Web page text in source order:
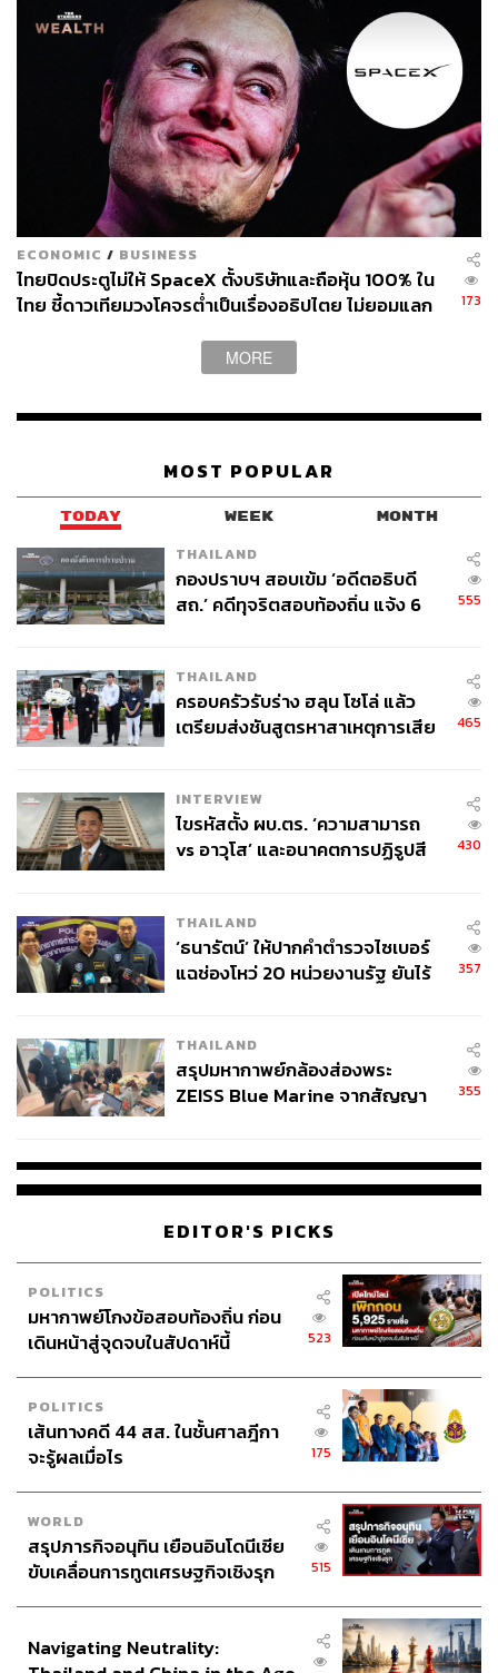
ects-trumps-global-tariffs-aae2dc99
https://www.ft.com/content/f3c7deb6-928c-426c-8dbc
-574b21b02063
สามารถติดตาม THE STANDARD WEALTH
ผ่านแอปพลิเคชันต่างๆ ที่คุณสะดวกหรือใช้งานอยู่แล้วได้เลย
Donald Trump
478
Content Creator ประจำกองบรรณาธิการ
THE STANDARD WEALTH ผู้เสพติดโลก
ธุรกิจ การตลาด เทคโนโลยี และชอบสำรวจ
โลกออฟไลน์และออนไลน์มาถอดรหัสความ
ECONOMIC / BUSINESS
ไทยปิดประตูไม่ให้ SpaceX ตั้งบริษัทและถือหุ้น 100% ใน
ไทย ชี้ดาวเทียมวงโคจรต่ำเป็นเรื่องอธิปไตย ไม่ยอมแลก
173
MORE
MOST POPULAR
TODAY WEEK MONTH
THAILAND
กองปราบฯ สอบเข้ม ‘อดีตอธิบดี
สถ.’ คดีทุจริตสอบท้องถิ่น แจ้ง 6
555
THAILAND
ครอบครัวรับร่าง ฮลุน โซโล่ แล้ว
เตรียมส่งชันสูตรหาสาเหตุการเสีย
465
INTERVIEW
ไขรหัสตั้ง ผบ.ตร. ‘ความสามารถ
vs อาวุโส’ และอนาคตการปฏิรูปสี
430
THAILAND
‘ธนารัตน์’ ให้ปากคำตำรวจไซเบอร์
แฉช่องโหว่ 20 หน่วยงานรัฐ ยันไร้
357
THAILAND
สรุปมหากาพย์กล้องส่องพระ
ZEISS Blue Marine จากสัญญา
จ่ายหนี้-แอบระบุแบรนด์
355
EDITOR'S PICKS
POLITICS
มหากาพย์โกงข้อสอบท้องถิ่น ก่อน
เดินหน้าสู่จุดจบในสัปดาห์นี้
523
POLITICS
เส้นทางคดี 44 สส. ในชั้นศาลฎีกา
จะรู้ผลเมื่อไร
175
WORLD
สรุปภารกิจอนุทิน เยือนอินโดนีเซีย
ขับเคลื่อนการทูตเศรษฐกิจเชิงรุก
515
Navigating Neutrality: